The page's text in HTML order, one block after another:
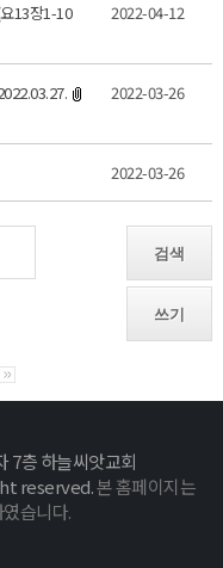
13장1-10
2022-04-12
2022-03-26
2022-03-26
검색
쓰기
7층 하늘씨앗교회
reserved.본 홈페이지는
습니다.